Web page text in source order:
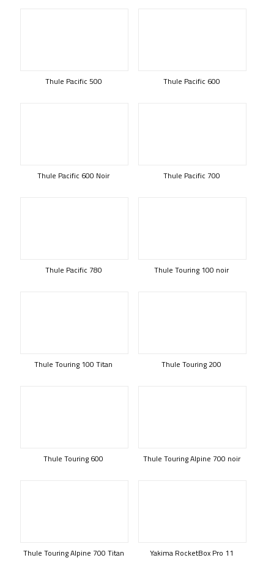
Thule Pacific 500 Thule Pacific 600
Thule Pacific 600 Noir Thule Pacific 700
Thule Pacific 780 Thule Touring 100 noir
Thule Touring 100 Titan Thule Touring 200
Thule Touring 600 Thule Touring Alpine 700 noir
Thule Touring Alpine 700 Titan Yakima RocketBox Pro 11